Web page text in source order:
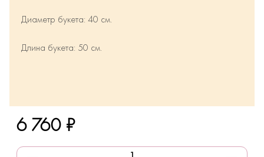
Диаметр букета: 40 см.
Длина букета: 50 см.
6 760 ₽